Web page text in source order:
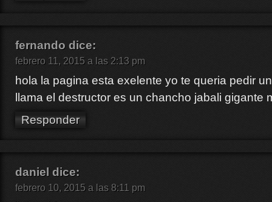
fernando dice:
febrero 11, 2015 a las 2:13 pm
hola la pagina esta exelente yo te queria pedir
llama el destructor es un chancho jabali gigante
Responder
daniel dice:
febrero 10, 2015 a las 8:11 pm